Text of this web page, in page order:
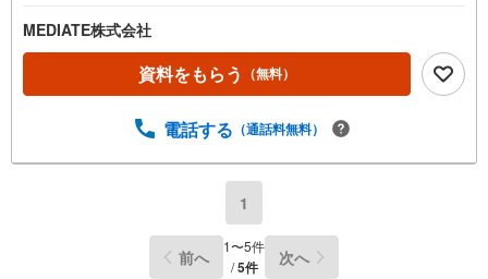
MEDIATE株式会社
資料をもらう （無料）
電話する （通話料無料）
1
前へ 1〜5件
/5件 次へ